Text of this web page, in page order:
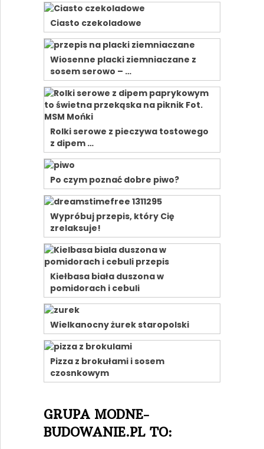
Ciasto czekoladowe
Wiosenne placki ziemniaczane z
sosem serowo – …
Rolki serowe z pieczywa tostowego
z dipem …
Po czym poznać dobre piwo?
Wypróbuj przepis, który Cię
zrelaksuje!
Kiełbasa biała duszona w
pomidorach i cebuli
Wielkanocny żurek staropolski
Pizza z brokułami i sosem
czosnkowym
GRUPA MODNE-
BUDOWANIE.PL TO: